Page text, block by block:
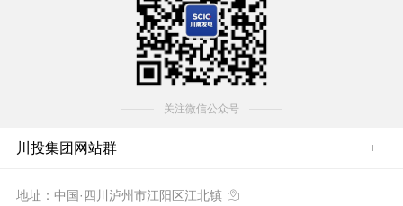
关注微信公众号
川投集团网站群
地址：中国·四川泸州市江阳区江北镇 